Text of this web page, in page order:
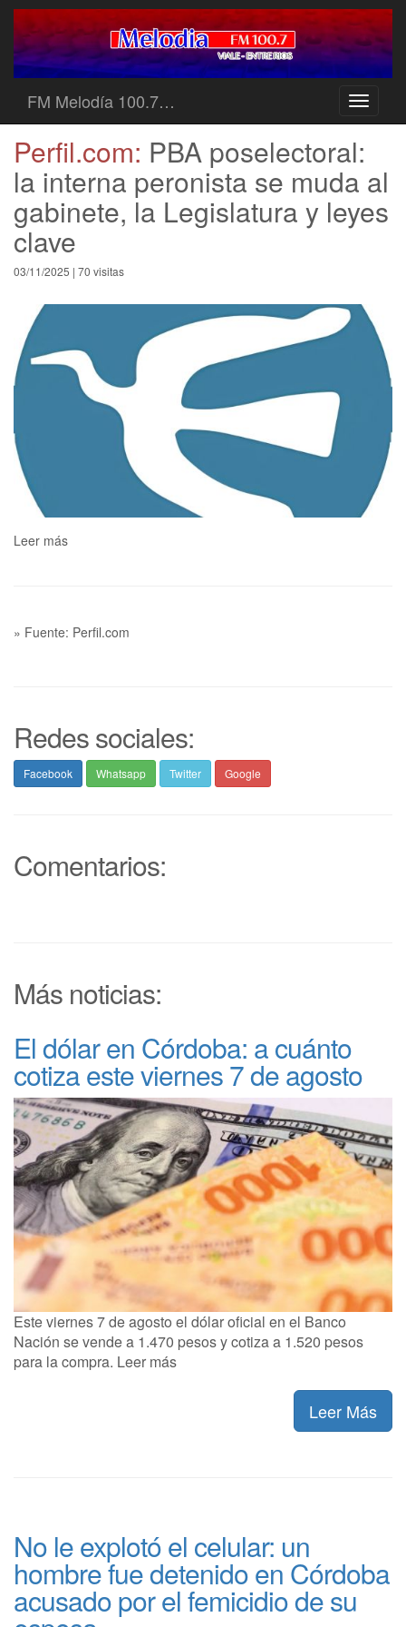
Toggle
FM Melodía 100.7…
Perfil.com: PBA poselectoral:
la interna peronista se muda al
gabinete, la Legislatura y leyes
clave
03/11/2025 | 70 visitas
Leer más
» Fuente: Perfil.com
Redes sociales:
Facebook Whatsapp Twitter Google
Comentarios:
Más noticias:
El dólar en Córdoba: a cuánto
cotiza este viernes 7 de agosto
Este viernes 7 de agosto el dólar oficial en el Banco
Nación se vende a 1.470 pesos y cotiza a 1.520 pesos
para la compra. Leer más
Leer Más
No le explotó el celular: un
hombre fue detenido en Córdoba
acusado por el femicidio de su